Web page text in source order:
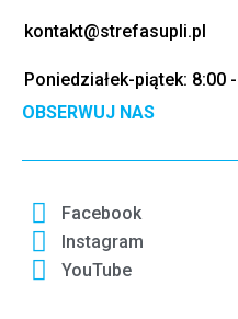
kontakt@strefasupli.pl
Poniedziałek-piątek: 8:00
OBSERWUJ NAS
Facebook
Instagram
YouTube